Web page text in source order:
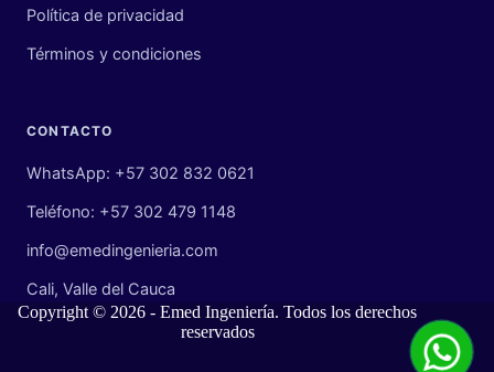
Política de privacidad
Términos y condiciones
CONTACTO
WhatsApp: +57 302 832 0621
Teléfono: +57 302 479 1148
info@emedingenieria.com
Cali, Valle del Cauca
Copyright © 2026 - Emed Ingeniería. Todos los derechos
reservados